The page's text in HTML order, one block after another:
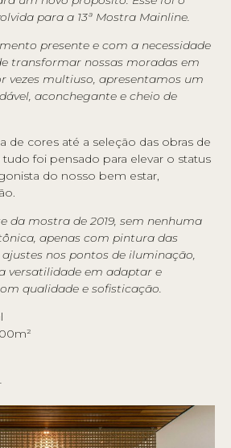
para a 13ª Mostra Mainline.
presente e com a necessidade
transformar nossas moradas em
vezes multiuso, apresentamos um
aconchegante e cheio de
de cores até a seleção das obras de
foi pensado para elevar o status
do nosso bem estar,
da mostra de 2019, sem nenhuma
apenas com pintura das
ajustes nos pontos de iluminação,
versatilidade em adaptar e
qualidade e sofisticação.